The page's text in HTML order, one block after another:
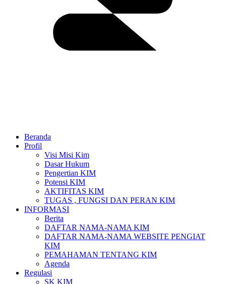
Beranda
Profil
Visi Misi Kim
Dasar Hukum
Pengertian KIM
Potensi KIM
AKTIFITAS KIM
TUGAS , FUNGSI DAN PERAN KIM
INFORMASI
Berita
DAFTAR NAMA-NAMA KIM
DAFTAR NAMA-NAMA WEBSITE PENGIAT
KIM
PEMAHAMAN TENTANG KIM
Agenda
Regulasi
SK KIM